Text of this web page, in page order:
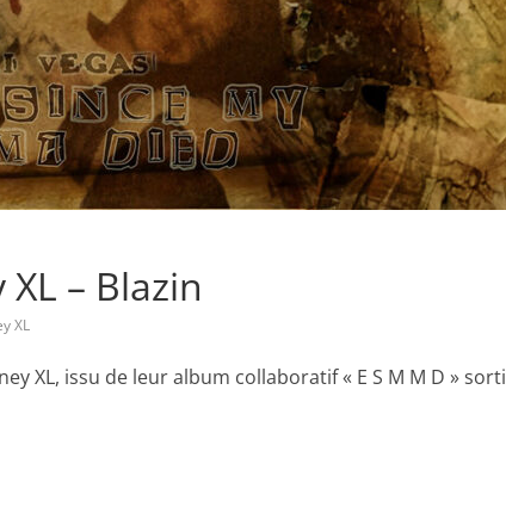
– Blazin
XL
XL, issu de leur album collaboratif « E S M M D » sorti